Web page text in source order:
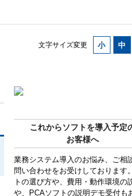
文字サイズ変更
これからソフトを導入予定
お客様へ
業務システム導入のお悩み、ご相
問い合わせをお受けしております
トの選び方や、費用・動作環境の
や、PCAソフトの説明デモ受付も